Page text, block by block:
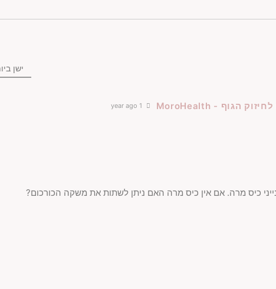
ישן
כיס מרה. אם אין כיס מרה האם ניתן לשתות את משקה הכורכום?